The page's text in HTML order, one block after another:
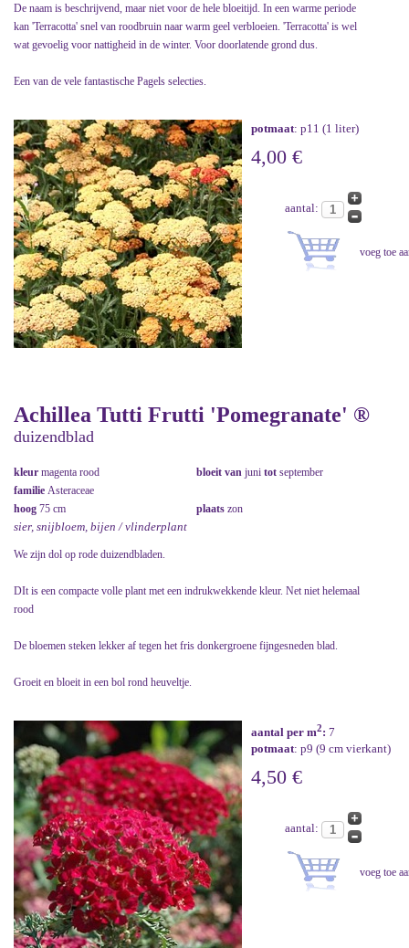
De naam is beschrijvend, maar niet voor de hele bloeitijd. In een warme periode
kan 'Terracotta' snel van roodbruin naar warm geel verbloeien. 'Terracotta' is wel
wat gevoelig voor nattigheid in de winter. Voor doorlatende grond dus.
Een van de vele fantastische Pagels selecties.
potmaat: p11 (1 liter)
4,00 €
aantal:
Achillea Tutti Frutti 'Pomegranate' ®
duizendblad
kleur magenta rood bloeit van juni tot september
familie Asteraceae
hoog 75 cm plaats zon
sier, snijbloem, bijen / vlinderplant
We zijn dol op rode duizendbladen.
DIt is een compacte volle plant met een indrukwekkende kleur. Net niet helemaal
rood
De bloemen steken lekker af tegen het fris donkergroene fijngesneden blad.
Groeit en bloeit in een bol rond heuveltje.
aantal per m2: 7
potmaat: p9 (9 cm vierkant)
4,50 €
aantal: